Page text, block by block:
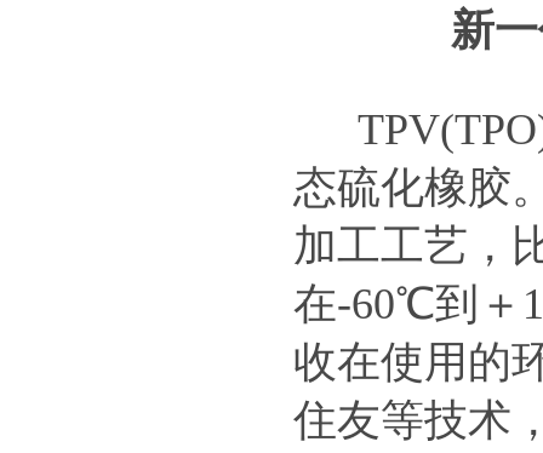
新
态硫化橡胶
加工工艺，
在-60℃到＋
收在使用的
住友等技术